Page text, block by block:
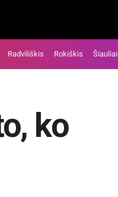
Radviliškis Rokiškis Šiauliai
ko